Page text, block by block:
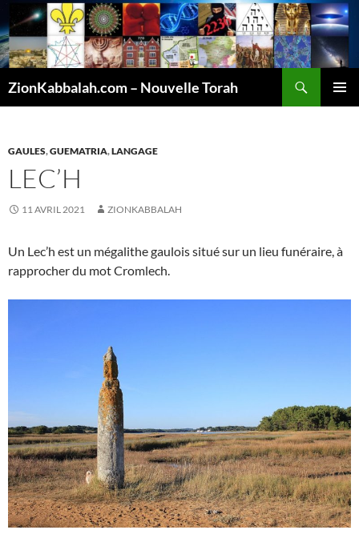
ZionKabbalah.com – Nouvelle Torah
GAULES,GUEMATRIA,LANGAGE
LEC’H
11 AVRIL 2021 ZIONKABBALAH
Un Lec’h est un mégalithe gaulois situé sur un lieu funéraire, à
rapprocher du mot Cromlech.